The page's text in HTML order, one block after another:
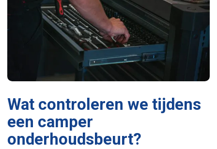
Wat controleren we tijdens
een camper
onderhoudsbeurt?